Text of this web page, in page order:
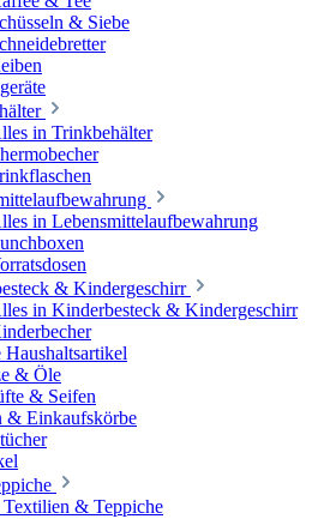
& Siebe
in Trinkbehälter
in Lebensmittelaufbewahrung
& Kindergeschirr
in Kinderbesteck & Kindergeschirr
Haushaltsartikel
& Öle
& Seifen
& Einkaufskörbe
& Teppiche